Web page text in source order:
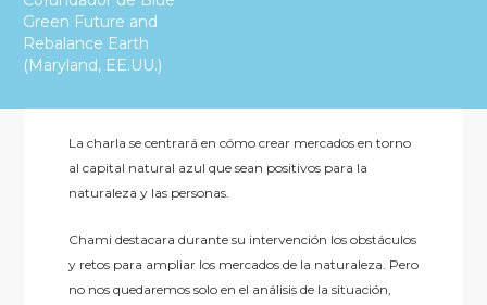
Green Future and
Rebalance Earth
(Maryland, EE.UU.)
La charla se centrará en cómo crear mercados en torno
al capital natural azul que sean positivos para la
naturaleza y las personas.
Chami destacara durante su intervención los obstáculos
y retos para ampliar los mercados de la naturaleza. Pero
no nos quedaremos solo en el análisis de la situación,